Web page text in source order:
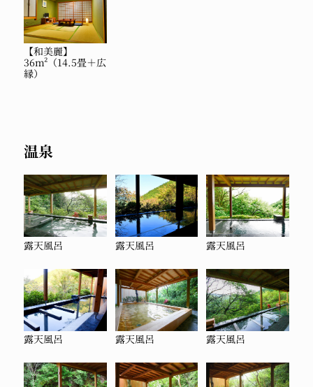
【和美麗】
36m²（14.5畳＋広
縁）
温泉
露天風呂 露天風呂 露天風呂
露天風呂 露天風呂 露天風呂